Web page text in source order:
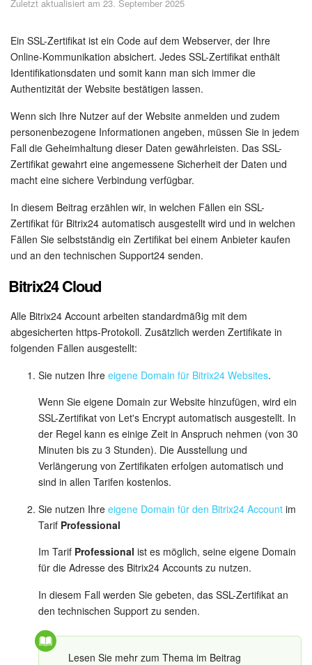
Sicherheit
Womit fangen Sie an?
Feed
Abonnement
Aufgaben und Projekte
Projekte
Messenger
Collabs
Projektgruppen
Kalender
Drive
Webmail
CRM
Buchung
KI in Bitrix24
Elektronische Unterschrift für HR
Elektronische Unterschrift
Mitarbeiter-Widget
Zuletzt aktualisiert am 23. September 2025
Ein SSL-Zertifikat ist ein Code auf dem Webserver, der Ihre
Online-Kommunikation absichert. Jedes SSL-Zertifikat enthält
Identifikationsdaten und somit kann man sich immer die
Authentizität der Website bestätigen lassen.
Wenn sich Ihre Nutzer auf der Website anmelden und zudem
personenbezogene Informationen angeben, müssen Sie in jedem
Fall die Geheimhaltung dieser Daten gewährleisten. Das SSL-
Zertifikat gewahrt eine angemessene Sicherheit der Daten und
macht eine sichere Verbindung verfügbar.
In diesem Beitrag erzählen wir, in welchen Fällen ein SSL-
Zertifikat für Bitrix24 automatisch ausgestellt wird und in welchen
Fällen Sie selbstständig ein Zertifikat bei einem Anbieter kaufen
und an den technischen Support24 senden.
Bitrix24 Cloud
Alle Bitrix24 Account arbeiten standardmäßig mit dem
abgesicherten https-Protokoll. Zusätzlich werden Zertifikate in
folgenden Fällen ausgestellt:
Sie nutzen Ihre eigene Domain für Bitrix24 Websites.
Wenn Sie eigene Domain zur Website hinzufügen, wird ein
SSL-Zertifikat von Let's Encrypt automatisch ausgestellt. In
der Regel kann es einige Zeit in Anspruch nehmen (von 30
Minuten bis zu 3 Stunden). Die Ausstellung und
Verlängerung von Zertifikaten erfolgen automatisch und
sind in allen Tarifen kostenlos.
Sie nutzen Ihre eigene Domain für den Bitrix24 Account im
Tarif Professional
Im Tarif Professional ist es möglich, seine eigene Domain
für die Adresse des Bitrix24 Accounts zu nutzen.
In diesem Fall werden Sie gebeten, das SSL-Zertifikat an
den technischen Support zu senden.
Lesen Sie mehr zum Thema im Beitrag